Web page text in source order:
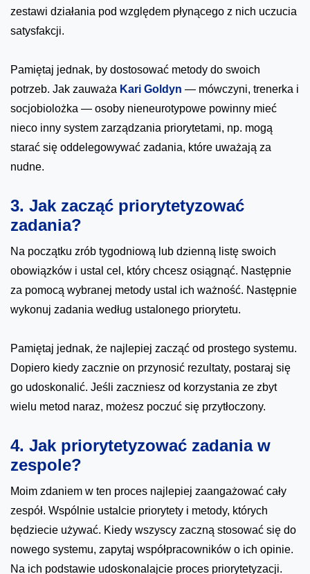
zestawi działania pod względem płynącego z nich uczucia
satysfakcji.
Pamiętaj jednak, by dostosować metody do swoich
potrzeb. Jak zauważa Kari Goldyn — mówczyni, trenerka i
socjobiolożka — osoby nieneurotypowe powinny mieć
nieco inny system zarządzania priorytetami, np. mogą
starać się oddelegowywać zadania, które uważają za
nudne.
3. Jak zacząć priorytetyzować
zadania?
Na początku zrób tygodniową lub dzienną listę swoich
obowiązków i ustal cel, który chcesz osiągnąć. Następnie
za pomocą wybranej metody ustal ich ważność. Następnie
wykonuj zadania według ustalonego priorytetu.
Pamiętaj jednak, że najlepiej zacząć od prostego systemu.
Dopiero kiedy zacznie on przynosić rezultaty, postaraj się
go udoskonalić. Jeśli zaczniesz od korzystania ze zbyt
wielu metod naraz, możesz poczuć się przytłoczony.
4. Jak priorytetyzować zadania w
zespole?
Moim zdaniem w ten proces najlepiej zaangażować cały
zespół. Wspólnie ustalcie priorytety i metody, których
będziecie używać. Kiedy wszyscy zaczną stosować się do
nowego systemu, zapytaj współpracowników o ich opinie.
Na ich podstawie udoskonalajcie proces priorytetyzacji.